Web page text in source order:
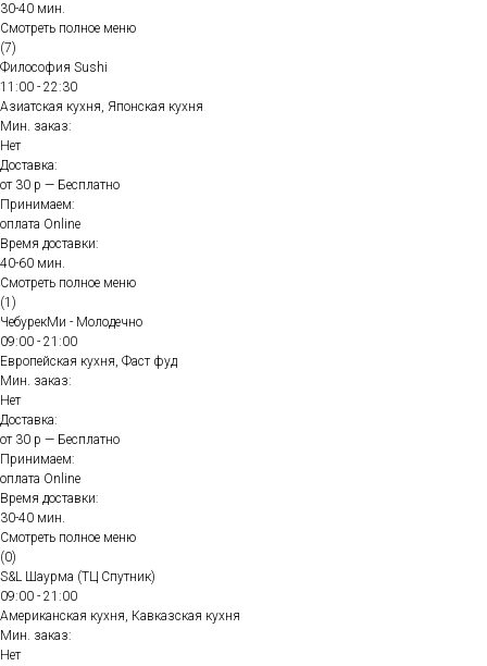
30-40 мин.
Смотреть полное меню
(7)
Философия Sushi
11:00 - 22:30
Азиатская кухня, Японская кухня
Мин. заказ:
Нет
Доставка:
от 30 р — Бесплатно
Принимаем:
оплата Online
Время доставки:
40-60 мин.
Смотреть полное меню
(1)
ЧебурекМи - Молодечно
09:00 - 21:00
Европейская кухня, Фаст фуд
Мин. заказ:
Нет
Доставка:
от 30 р — Бесплатно
Принимаем:
оплата Online
Время доставки:
30-40 мин.
Смотреть полное меню
(0)
S&L Шаурма (ТЦ Спутник)
09:00 - 21:00
Американская кухня, Кавказская кухня
Мин. заказ:
Нет